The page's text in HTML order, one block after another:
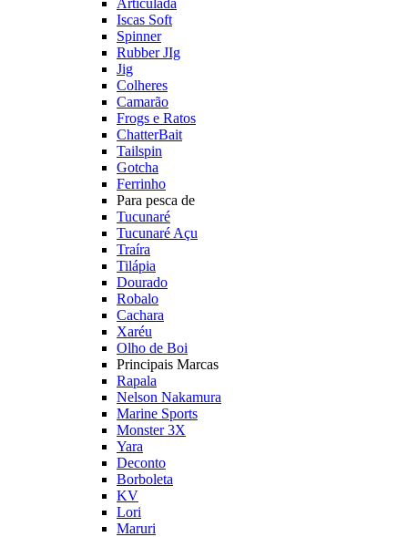
Articulada
Iscas Soft
Spinner
Rubber JIg
Jig
Colheres
Camarão
Frogs e Ratos
ChatterBait
Tailspin
Gotcha
Ferrinho
Para pesca de
Tucunaré
Tucunaré Açu
Traíra
Tilápia
Dourado
Robalo
Cachara
Xaréu
Olho de Boi
Principais Marcas
Rapala
Nelson Nakamura
Marine Sports
Monster 3X
Yara
Deconto
Borboleta
KV
Lori
Maruri